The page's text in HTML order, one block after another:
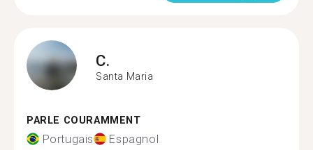
C.
Santa Maria
PARLE COURAMMENT
Portugais Espagnol